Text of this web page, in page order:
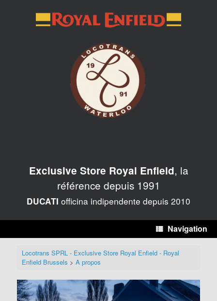
Exclusive Store Royal Enfield, la
référence depuis 1991
DUCATI officina indipendente depuis 2010
Navigation
Locotrans SPRL - Exclusive Store Royal Enfield - Royal
Enfield Brussels > A propos